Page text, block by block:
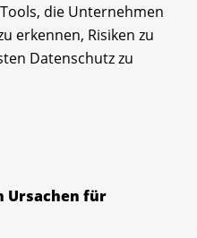
die Unternehmen
erkennen, Risiken zu
Datenschutz zu
Ursachen für